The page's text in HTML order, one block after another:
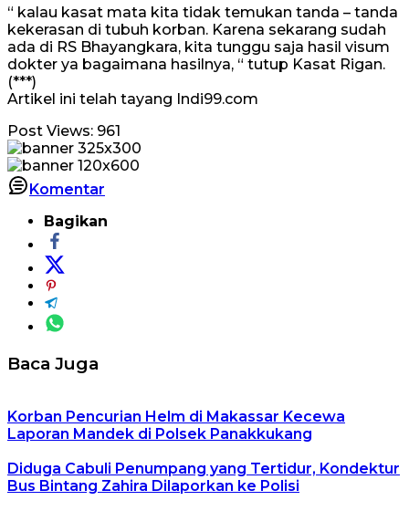
“ kalau kasat mata kita tidak temukan tanda – tanda
kekerasan di tubuh korban. Karena sekarang sudah
ada di RS Bhayangkara, kita tunggu saja hasil visum
dokter ya bagaimana hasilnya, “ tutup Kasat Rigan.
(***)
Artikel ini telah tayang Indi99.com
Post Views: 961
Komentar
Bagikan
Baca Juga
Korban Pencurian Helm di Makassar Kecewa
Laporan Mandek di Polsek Panakkukang
Diduga Cabuli Penumpang yang Tertidur, Kondektur
Bus Bintang Zahira Dilaporkan ke Polisi